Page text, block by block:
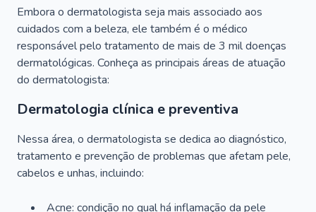
Embora o dermatologista seja mais associado aos
cuidados com a beleza, ele também é o médico
responsável pelo tratamento de mais de 3 mil doenças
dermatológicas. Conheça as principais áreas de atuação
do dermatologista:
Dermatologia clínica e preventiva
Nessa área, o dermatologista se dedica ao diagnóstico,
tratamento e prevenção de problemas que afetam pele,
cabelos e unhas, incluindo:
Acne: condição no qual há inflamação da pele